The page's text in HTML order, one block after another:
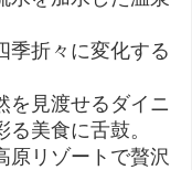
季折々に変化する
を見渡せるダイニ
美食に舌鼓。
原リゾートで贅沢